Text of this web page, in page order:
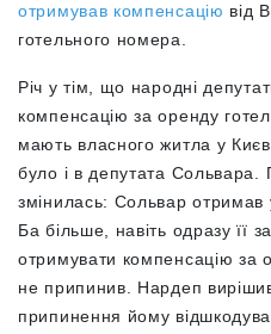
отримував компенсацію від
готельного номера.
Річ у тім, що народні
компенсацію за оренду
мають власного житла у
було і в депутата Сольвара.
змінилась: Сольвар отримав
Ба більше, навіть одразу її
отримувати компенсацію за
не припинив. Нардеп
припинення йому